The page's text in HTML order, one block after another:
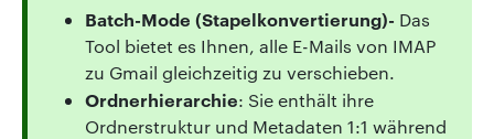
Batch-Mode (Stapelkonvertierung)- Das
Tool bietet es Ihnen, alle E-Mails von IMAP
zu Gmail gleichzeitig zu verschieben.
Ordnerhierarchie: Sie enthält ihre
Ordnerstruktur und Metadaten 1:1 während